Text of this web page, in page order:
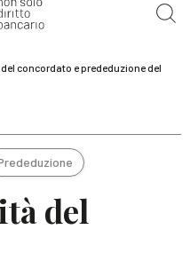
Artificiale
concordato e prededuzione del
del